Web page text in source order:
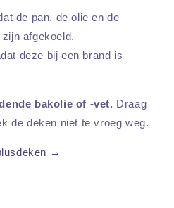
de pan, de olie en de
afgekoeld.
deze bij een brand is
bakolie of -vet. Draag
de deken niet te vroeg weg.
→